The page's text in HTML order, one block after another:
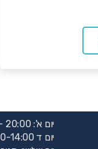
יום א': 20:00 - 16:00
יום ד 8:30-14:00